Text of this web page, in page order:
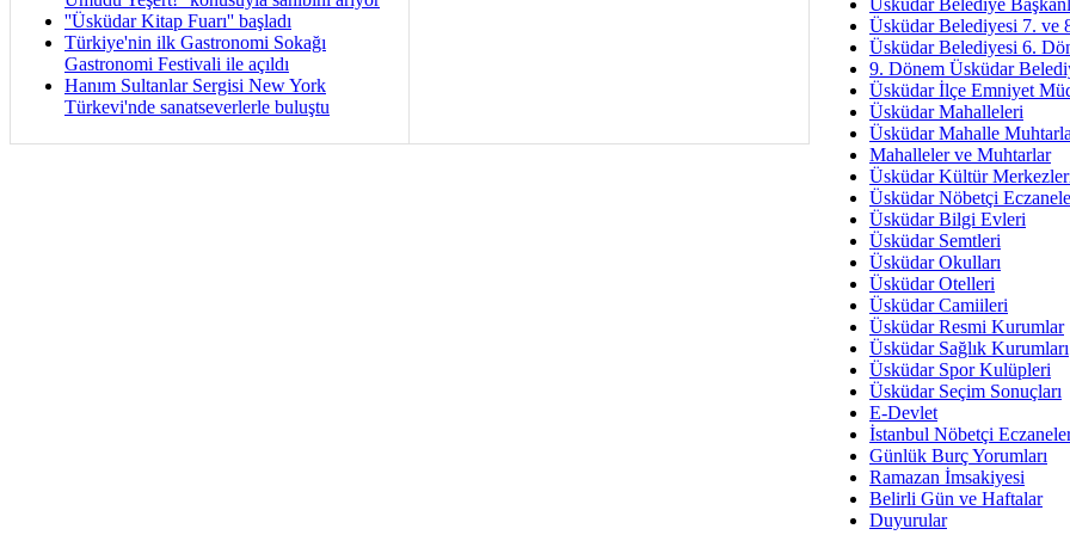
''Üsküdar Kitap Fuarı'' başladı
Türkiye'nin ilk Gastronomi Sokağı
Gastronomi Festivali ile açıldı
Hanım Sultanlar Sergisi New York
Türkevi'nde sanatseverlerle buluştu
İmar Sorunlarının Genel
Arakan
Bayramın
Ruhsal
Üsküdar
Üsküdar Belediye
Üsküdar Belediyesi 7. ve
Üsküdar Belediyesi 6.
9. Dönem Üsküdar
Üsküdar İlçe Emniyet
Üsküdar Mahalleleri
Üsküdar Mahalle
Mahalleler ve Muhtarlar
Üsküdar Kültür
Üsküdar Nöbetçi
Üsküdar Bilgi Evleri
Üsküdar Semtleri
Üsküdar Okulları
Üsküdar Otelleri
Üsküdar Camiileri
Üsküdar Resmi Kurumlar
Üsküdar Sağlık Kurumları
Üsküdar Spor Kulüpleri
Üsküdar Seçim Sonuçları
E-Devlet
İstanbul Nöbetçi
Günlük Burç Yorumları
Ramazan İmsakiyesi
Belirli Gün ve Haftalar
Duyurular